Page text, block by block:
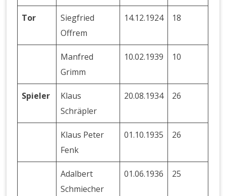
Tor
Siegfried
Offrem
14.12.1924 18
Manfred
Grimm
10.02.1939 10
Spieler
Klaus
Schräpler
20.08.1934 26
Klaus Peter
Fenk
01.10.1935 26
Adalbert
Schmiecher
01.06.1936 25